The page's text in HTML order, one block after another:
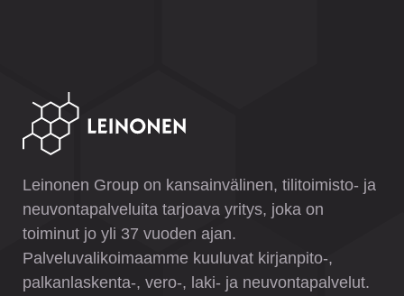
Leinonen Group on kansainvälinen, tilitoimisto- ja
neuvontapalveluita tarjoava yritys, joka on
toiminut jo yli 37 vuoden ajan.
Palveluvalikoimaamme kuuluvat kirjanpito-,
palkanlaskenta-, vero-, laki- ja neuvontapalvelut.